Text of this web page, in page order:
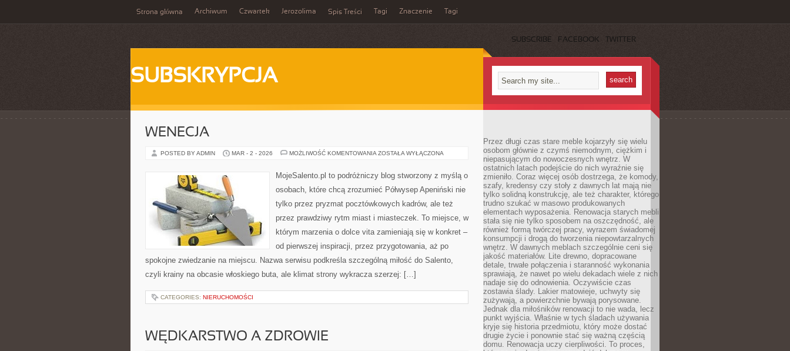
Strona główna Archiwum Czwartek Jerozolima Spis Treści Tagi Znaczenie Tagi
SUBSCRIBE FACEBOOK TWITTER
SUBSKRYPCJA
WENECJA
POSTED BY ADMIN MAR - 2 - 2026 MOŻLIWOŚĆ KOMENTOWANIA WENECJA
ZOSTAŁA WYŁĄCZONA
MojeSalento.pl to podróżniczy blog stworzony z myślą o
osobach, które chcą zrozumieć Półwysep Apeniński nie
tylko przez pryzmat pocztówkowych kadrów, ale też
przez prawdziwy rytm miast i miasteczek. To miejsce, w
którym marzenia o dolce vita zamieniają się w konkret –
od pierwszej inspiracji, przez przygotowania, aż po
spokojne zwiedzanie na miejscu. Nazwa serwisu podkreśla szczególną miłość do Salento,
czyli krainy na obcasie włoskiego buta, ale klimat strony wykracza szerzej: […]
CATEGORIES: NIERUCHOMOŚCI
WĘDKARSTWO A ZDROWIE
Przez długi czas stare meble kojarzyły się wielu
osobom głównie z czymś niemodnym, ciężkim i
niepasującym do nowoczesnych wnętrz. W
ostatnich latach podejście do nich wyraźnie się
zmieniło. Coraz więcej osób dostrzega, że komody,
szafy, kredensy czy stoły z dawnych lat mają nie
tylko solidną konstrukcję, ale też charakter, którego
trudno szukać w masowo produkowanych
elementach wyposażenia. Renowacja starych mebli
stała się nie tylko sposobem na oszczędność, ale
również formą twórczej pracy, wyrazem świadomej
konsumpcji i drogą do tworzenia niepowtarzalnych
wnętrz. W dawnych meblach szczególnie ceni się
jakość materiałów. Lite drewno, dopracowane
detale, trwałe połączenia i staranność wykonania
sprawiają, że nawet po wielu dekadach wiele z nich
nadaje się do odnowienia. Oczywiście czas
zostawia ślady. Lakier matowieje, uchwyty się
zużywają, a powierzchnie bywają porysowane.
Jednak dla miłośników renowacji to nie wada, lecz
punkt wyjścia. Właśnie w tych śladach używania
kryje się historia przedmiotu, który może dostać
drugie życie i ponownie stać się ważną częścią
domu. Renowacja uczy cierpliwości. To proces,